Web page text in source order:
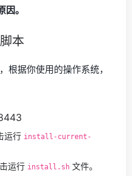
。
本
根据你使用的操作系统，
运行 install-current-
运行 install.sh 文件。